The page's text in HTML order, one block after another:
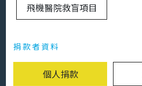
飛機醫院救盲項目
捐款者資料
個人捐款